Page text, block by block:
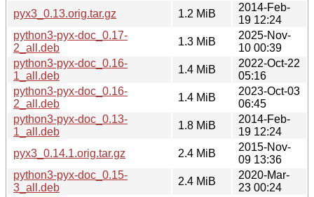
pyx3_0.13.orig.tar.gz
1.2 MiB
2014-Feb-
19 12:24
python3-pyx-doc_0.17-
2_all.deb
1.3 MiB
2025-Nov-
10 00:39
python3-pyx-doc_0.16-
1_all.deb
1.4 MiB
2022-Oct-22
05:16
python3-pyx-doc_0.16-
2_all.deb
1.4 MiB
2023-Oct-03
06:45
python3-pyx-doc_0.13-
1_all.deb
1.8 MiB
2014-Feb-
19 12:24
pyx3_0.14.1.orig.tar.gz
2.4 MiB
2015-Nov-
09 13:36
python3-pyx-doc_0.15-
3_all.deb
2.4 MiB
2020-Mar-
23 00:24